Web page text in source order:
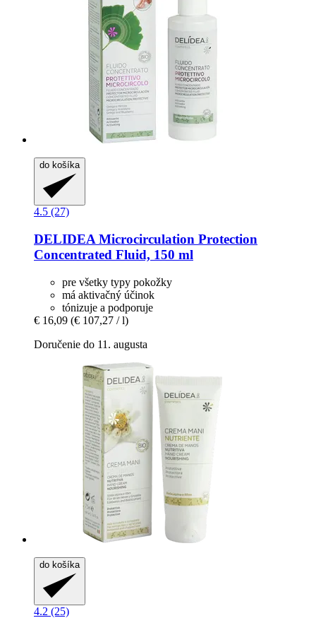
do košíka
4.5 (27)
DELIDEA Microcirculation Protection
Concentrated Fluid, 150 ml
pre všetky typy pokožky
má aktivačný účinok
tónizuje a podporuje
€ 16,09 (€ 107,27 / l)
Doručenie do 11. augusta
do košíka
4.2 (25)